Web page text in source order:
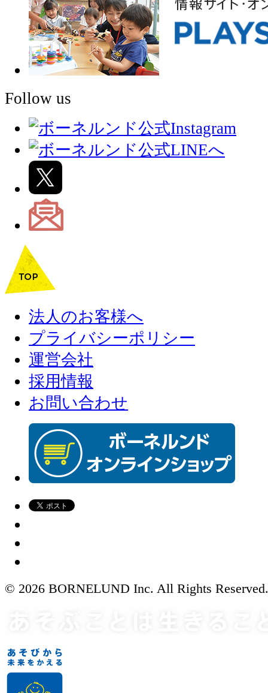
Follow us
法人のお客様へ
プライバシーポリシー
運営会社
採用情報
お問い合わせ
© 2026 BORNELUND Inc. All Rights Reserved.